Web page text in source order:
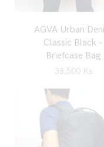
AGVA Urban
Classic Black –
Briefcase Bag
38,500 Ks